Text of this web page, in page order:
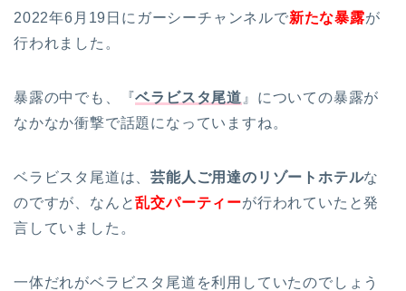
2022年6月19日にガーシーチャンネルで新たな暴露が
行われました。
暴露の中でも、『ベラビスタ尾道 』についての暴露が
なかなか衝撃で話題になっていますね。
ベラビスタ尾道は、芸能人ご用達のリゾートホテルな
のですが、なんと乱交パーティーが行われていたと発
言していました。
一体だれがベラビスタ尾道を利用していたのでしょう